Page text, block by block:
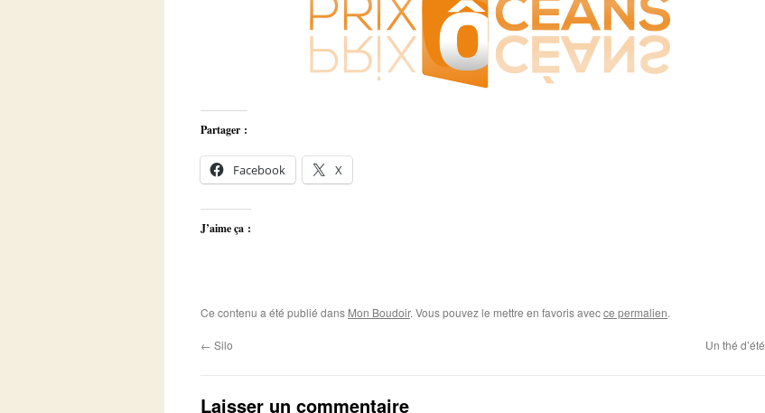
Partager :
Facebook X
J’aime ça :
Ce contenu a été publié dans Mon Boudoir. Vous pouvez le mettre en favoris avecce permalien.
← Silo Un thé d’été
Laisser un commentaire